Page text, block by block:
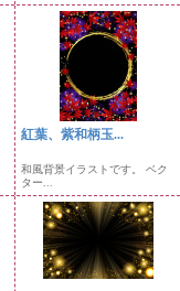
紅葉、紫和柄玉...
和風背景イラストです。 ベク
ター...